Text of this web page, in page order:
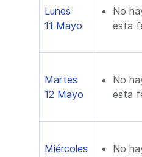
Lunes
11 Mayo
No
esta
Martes
12 Mayo
No
esta
Miércoles
No